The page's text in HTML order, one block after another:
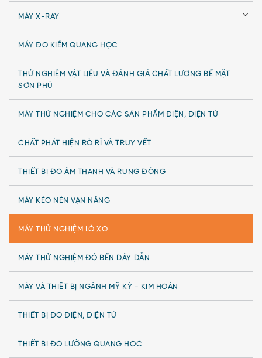
MÁY X-RAY
MÁY ĐO KIỂM QUANG HỌC
THỬ NGHIỆM VẬT LIỆU VÀ ĐÁNH GIÁ CHẤT LƯỢNG BỀ MẶT
SƠN PHỦ
MÁY THỬ NGHIỆM CHO CÁC SẢN PHẨM ĐIỆN, ĐIỆN TỬ
CHẤT PHÁT HIỆN RÒ RỈ VÀ TRUY VẾT
THIẾT BỊ ĐO ÂM THANH VÀ RUNG ĐỘNG
MÁY KÉO NÉN VẠN NĂNG
MÁY THỬ NGHIỆM LÒ XO
MÁY THỬ NGHIỆM ĐỘ BỀN DÂY DẪN
MÁY VÀ THIẾT BỊ NGÀNH MỸ KÝ - KIM HOÀN
THIẾT BỊ ĐO ĐIỆN, ĐIỆN TỬ
THIẾT BỊ ĐO LƯỜNG QUANG HỌC